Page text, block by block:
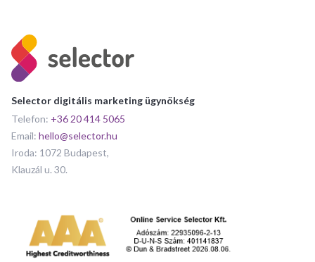
Selector digitális marketing ügynökség
Telefon: +36 20 414 5065
Email: hello@selector.hu
Iroda: 1072 Budapest,
Klauzál u. 30.